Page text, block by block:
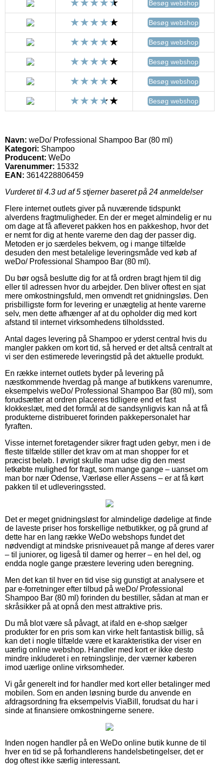
Besøg webshop
Besøg webshop
Besøg webshop
Besøg webshop
Besøg webshop
Besøg webshop
Navn: weDo/ Professional Shampoo Bar (80 ml)
Kategori: Shampoo
Producent: WeDo
Varenummer: 15332
EAN: 3614228806459
Vurderet til 4.3 ud af 5 stjerner baseret på 24 anmeldelser
Flere internet outlets giver på nuværende tidspunkt
alverdens fragtmuligheder. En der er meget almindelig er nu
om dage at få afleveret pakken hos en pakkeshop, hvor det
er nemt for dig at hente varerne den dag der passer dig.
Metoden er jo særdeles bekvem, og i mange tilfælde
desuden den mest betalelige leveringsmåde ved køb af
weDo/ Professional Shampoo Bar (80 ml).
Du bør også beslutte dig for at få ordren bragt hjem til dig
eller til adressen hvor du arbejder. Den bliver oftest en sjat
mere omkostningsfuld, men omvendt ret gnidningsløs. Den
prisbilligste form for levering er unægtelig at hente varerne
selv, men dette afhænger af at du opholder dig med kort
afstand til internet virksomhedens tilholdssted.
Antal dages levering på Shampoo er yderst central hvis du
mangler pakken om kort tid, så herved er det altså centralt at
vi ser den estimerede leveringstid på det aktuelle produkt.
En række internet outlets byder på levering på
næstkommende hverdag på mange af butikkens varenumre,
eksempelvis weDo/ Professional Shampoo Bar (80 ml), som
forudsætter at ordren placeres tidligere end et fast
klokkeslæt, med det formål at de sandsynligvis kan nå at få
produkterne distribueret forinden pakkepersonalet har
fyraften.
Visse internet foretagender sikrer fragt uden gebyr, men i de
fleste tilfælde stiller det krav om at man shopper for et
præcist beløb. I øvrigt skulle man udse dig den mest
letkøbte mulighed for fragt, som mange gange – uanset om
man bor nær Odense, Værløse eller Assens – er at få kørt
pakken til et udleveringssted.
Det er meget gnidningsløst for almindelige dødelige at finde
de laveste priser hos forskellige netbutikker, og på grund af
dette har en lang række WeDo webshops fundet det
nødvendigt at mindske prisniveauet på mange af deres varer
– til juniorer, og ligeså til damer og herrer – en hel del, og
endda nogle gange præstere levering uden beregning.
Men det kan til hver en tid vise sig gunstigt at analysere et
par e-forretninger efter tilbud på weDo/ Professional
Shampoo Bar (80 ml) forinden du bestiller, sådan at man er
skråsikker på at opnå den mest attraktive pris.
Du må blot være så påvagt, at ifald en e-shop sælger
produkter for en pris som kan virke helt fantastisk billig, så
kan det i nogle tilfælde være et karakteristika der viser en
uærlig online webshop. Handler med kort er ikke desto
mindre inkluderet i en retningslinje, der værner køberen
imod uærlige online virksomheder.
Vi går generelt ind for handler med kort eller betalinger med
mobilen. Som en anden løsning burde du anvende en
afdragsordning fra eksempelvis ViaBill, forudsat du har i
sinde at finansiere omkostningerne senere.
Inden nogen handler på en WeDo online butik kunne de til
hver en tid se på forhandlerens handelsbetingelser, det er
dog oftest ikke særlig interessant.